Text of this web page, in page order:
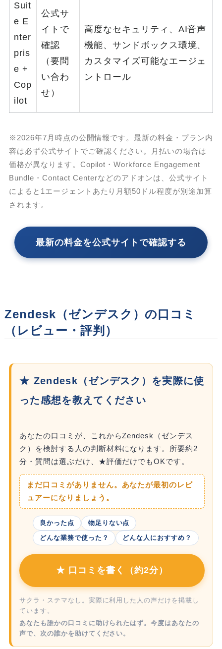
Suit
e E
nter
pris
e +
Cop
ilot
公式サ
イトで
確認
（要問
い合わ
せ）
高度なセキュリティ、AI音声
機能、サンドボックス環境、
カスタマイズ可能なエージェ
ントロール
※2026年7月時点の公開情報です。最新の料金・プラン内
容は必ず公式サイトでご確認ください。月払いの場合は
価格が異なります。Copilot・Workforce Engagement
Bundle・Contact Centerなどのアドオンは、公式サイト
によると1エージェントあたり月額50ドル程度が別途加算
されます。
最新の料金を公式サイトで確認する
Zendesk（ゼンデスク）の口コミ
（レビュー・評判）
★ Zendesk（ゼンデスク）を実際に使
った感想を教えてください
あなたの口コミが、これからZendesk（ゼンデス
ク）を検討する人の判断材料になります。所要約2
分・質問は選ぶだけ、★評価だけでもOKです。
まだ口コミがありません。あなたが最初のレビ
ュアーになりましょう。
良かった点
物足りない点
どんな業務で使った？
どんな人におすすめ？
★ 口コミを書く（約2分）
サクラ・ステマなし。実際に利用した人の声だけを掲載し
ています。
あなたも誰かの口コミに助けられたはず。今度はあなたの
声で、次の誰かを助けてください。